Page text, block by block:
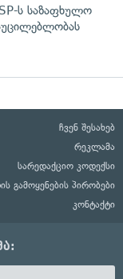
ს საზაფხულო
ჩვენ შესახებ
რეკლამა
სარედაქციო კოდექსი
გამოყენების პირობები
კონტაქტი